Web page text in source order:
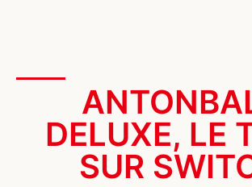
DELUXE, LE
SUR